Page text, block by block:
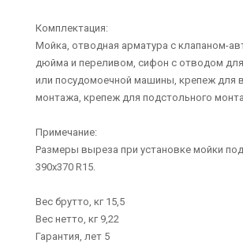
Комплектация:
Мойка, отводная арматура с клапаном-
дюйма и переливом, сифон с отводом
или посудомоечной машины, крепеж для
монтажа, крепеж для подстольного
Примечание:
Размеры выреза при установке мойки
390х370 R15.
Вес брутто, кг 15,5
Вес нетто, кг 9,22
Гарантия, лет 5